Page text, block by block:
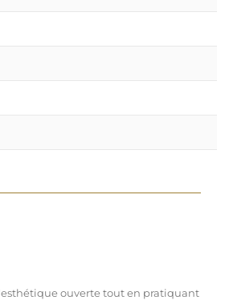
ouverte tout en pratiquant